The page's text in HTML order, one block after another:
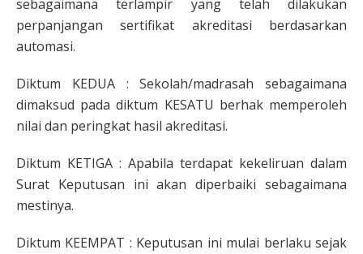
sebagaimana terlampir yang telah dilakukan
perpanjangan sertifikat akreditasi berdasarkan
automasi.
Diktum KEDUA : Sekolah/madrasah sebagaimana
dimaksud pada diktum KESATU berhak memperoleh
nilai dan peringkat hasil akreditasi.
Diktum KETIGA : Apabila terdapat kekeliruan dalam
Surat Keputusan ini akan diperbaiki sebagaimana
mestinya.
Diktum KEEMPAT : Keputusan ini mulai berlaku sejak